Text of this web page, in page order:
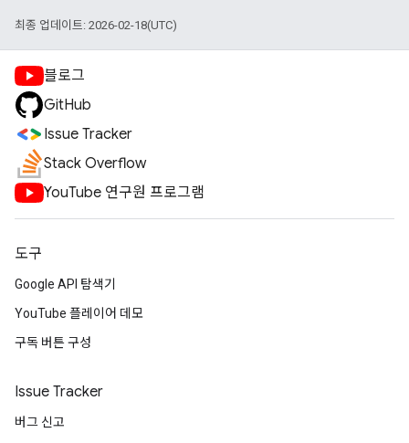
최종 업데이트: 2026-02-18(UTC)
블로그
GitHub
Issue Tracker
Stack Overflow
YouTube 연구원 프로그램
도구
Google API 탐색기
YouTube 플레이어 데모
구독 버튼 구성
Issue Tracker
버그 신고